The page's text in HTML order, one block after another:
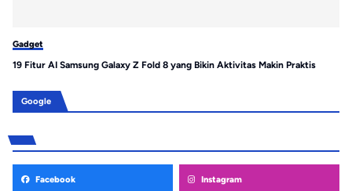
Gadget
19 Fitur AI Samsung Galaxy Z Fold 8 yang Bikin Aktivitas Makin Praktis
Google
Facebook Instagram